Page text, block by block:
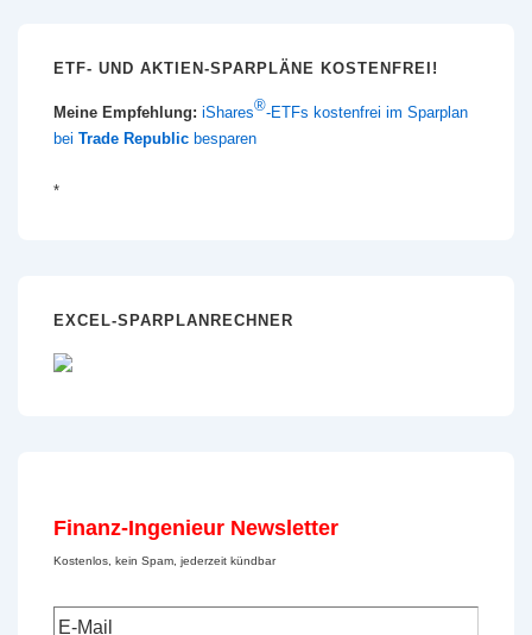
ETF- UND AKTIEN-SPARPLÄNE KOSTENFREI!
Meine Empfehlung: iShares®-ETFs kostenfrei im Sparplan
bei Trade Republic besparen
*
EXCEL-SPARPLANRECHNER
Finanz-Ingenieur Newsletter
Kostenlos, kein Spam, jederzeit kündbar